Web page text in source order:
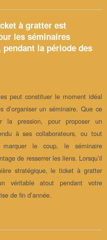
à gratter est
les séminaires
pendant la période des
peut constituer le moment idéal
d’organiser un séminaire. Que ce
la pression, pour proposer un
à ses collaborateurs, ou tout
marquer le coup, le séminaire
de resserrer les liens. Lorsqu’il
stratégique, le ticket à gratter
véritable atout pendant votre
de fin d’année.